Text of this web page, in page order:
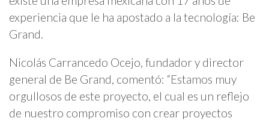
experiencia que le ha apostado a la tecnología: Be
Grand.
Nicolás Carrancedo Ocejo, fundador y director
general de Be Grand, comentó: “Estamos muy
orgullosos de este proyecto, el cual es un reflejo
de nuestro compromiso con crear proyectos